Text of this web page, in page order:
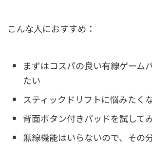
こんな人におすすめ：
まずはコスパの良い有線ゲーム
たい
スティックドリフトに悩みたく
背面ボタン付きパッドを試して
無線機能はいらないので、その